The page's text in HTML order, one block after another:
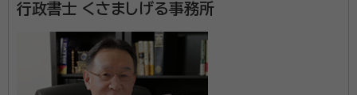
行政書士 くさましげる事務所